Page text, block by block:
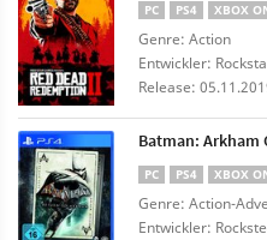
PC PS4 XBOX
Genre: Action
Entwickler:
Release:
Batman: Arkham
PC PS4 XBOX
Genre: Action-
Entwickler: